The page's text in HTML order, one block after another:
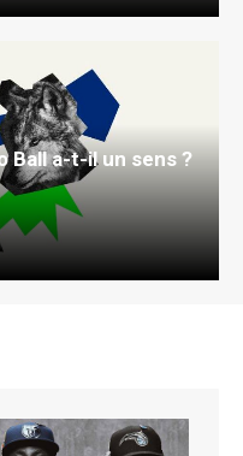
Ball a-t-il un sens ?